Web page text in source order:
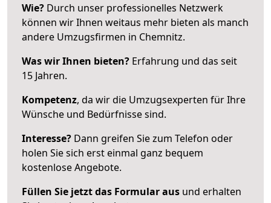
Wie? Durch unser professionelles Netzwerk
können wir Ihnen weitaus mehr bieten als manch
andere Umzugsfirmen in Chemnitz.
Was wir Ihnen bieten? Erfahrung und das seit
15 Jahren.
Kompetenz, da wir die Umzugsexperten für Ihre
Wünsche und Bedürfnisse sind.
Interesse? Dann greifen Sie zum Telefon oder
holen Sie sich erst einmal ganz bequem
kostenlose Angebote.
Füllen Sie jetzt das Formular aus und erhalten